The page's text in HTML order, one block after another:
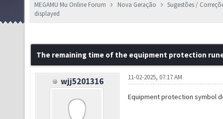
MEGAMU Mu Online Forum Nova Geração
Sugestões /
displayed
The remaining time of the equipment protection
wjj5201316 11-02-2025, 07:17 AM
Equipment protection symbol